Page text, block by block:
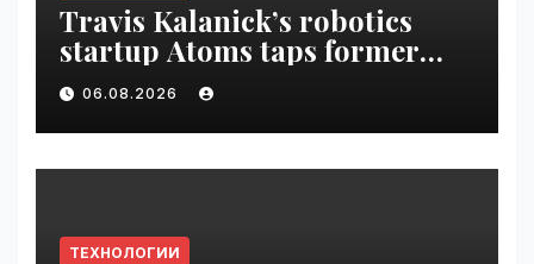
Travis Kalanick’s robotics
startup Atoms taps former
Uber finance chief as CFO |
VseTime.ru
06.08.2026
ТЕХНОЛОГИИ